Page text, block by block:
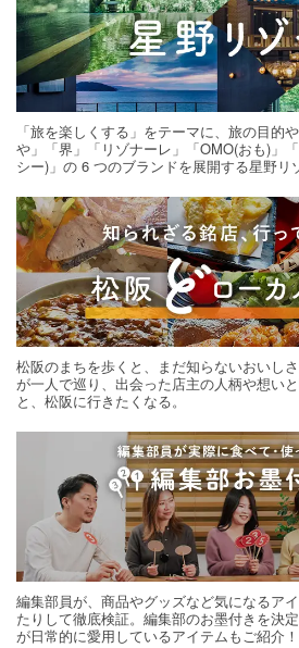
「旅を楽しくする」をテーマに、旅の目的
や」「界」「リゾナーレ」「OMO(おも)」
シー)」の 6 つのブランドを展開する星野リ
松阪のまちを歩くと、まだ知らないおいし
が一人で巡り、出会った店主の人柄や想い
と、松阪に行きたくなる。
編集部員が、商品やグッズなど気になるア
たりして徹底検証。編集部のお墨付きを決
が日常的に愛用しているアイテムもご紹介！